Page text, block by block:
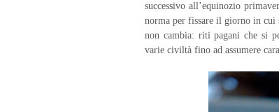
successivo all’equinozio
norma per fissare il giorno in cui
non cambia: riti pagani che si
varie civiltà fino ad assumere